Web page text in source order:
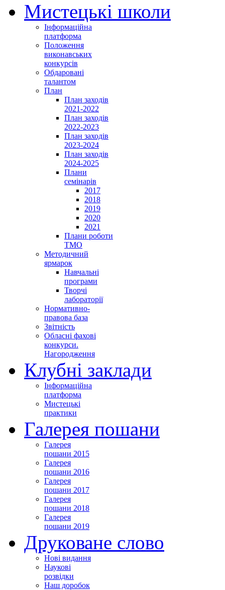
Мистецькі школи
Інформаційна
платформа
Положення
виконавських
конкурсів
Обдаровані
талантом
План
План заходів
2021-2022
План заходів
2022-2023
План заходів
2023-2024
План заходів
2024-2025
Плани
семінарів
2017
2018
2019
2020
2021
Плани роботи
ТМО
Методичний
ярмарок
Навчальні
програми
Творчі
лабораторії
Нормативно-
правова база
Звітність
Обласні фахові
конкурси.
Нагородження
Клубні заклади
Інформаційна
платформа
Мистецькі
практики
Галерея пошани
Галерея
пошани 2015
Галерея
пошани 2016
Галерея
пошани 2017
Галерея
пошани 2018
Галерея
пошани 2019
Друковане слово
Нові видання
Наукові
розвідки
Наш доробок